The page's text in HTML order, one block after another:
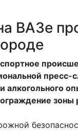
ВАЗе
алкогольного